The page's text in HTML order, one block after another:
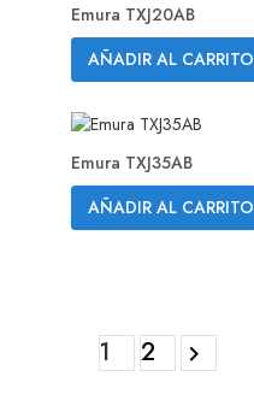
Emura TXJ20AB
AÑADIR AL CARRITO
Emura TXJ35AB
AÑADIR AL CARRITO
1 2 